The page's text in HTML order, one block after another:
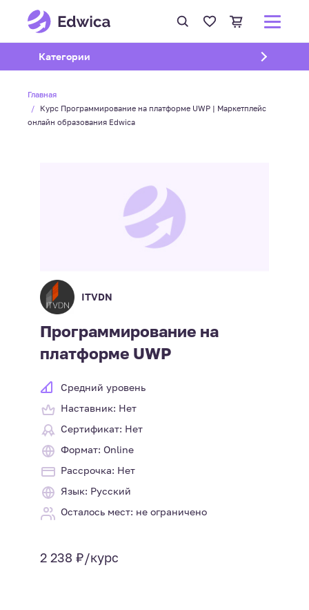
Открыть подменю
Категории
Главная
Курс Программирование на платформе UWP | Маркетплейс
онлайн образования Edwica
ITVDN
Программирование на
платформе UWP
Средний уровень
Наставник: Нет
Сертификат: Нет
Формат: Online
Рассрочка: Нет
Язык: Русский
Осталось мест: не ограничено
2 238 ₽/курс